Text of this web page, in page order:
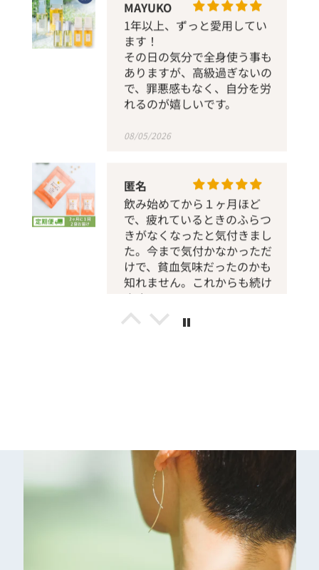
その日の気分で全身使う事も
ありますが、高級過ぎないの
で、罪悪感もなく、自分を労
れるのが嬉しいです。
08/05/2026
匿名
で、疲れているときのふらつ
きがなくなったと気付きまし
た。今まで気付かなかっただ
けで、貧血気味だったのかも
知れません。これからも続け
ます。
08/03/2026
匿名
だけでは分かっていませんで
したが、実際に履いてみる
と、足は出てるので歩きやす
い。そしてエアコンで寒い足
は暖かいと喜んでもらえまし
た。
男女選ばず、本当に良い商品
だと思います。
08/03/2026
AYA
ストッキングの代わりに履き
出して、冷房に勝って温かい